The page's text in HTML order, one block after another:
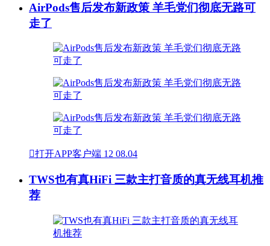
AirPods售后发布新政策 羊毛党们彻底无路可
走了
打开APP客户端 12 08.04
TWS也有真HiFi 三款主打音质的真无线耳机推
荐